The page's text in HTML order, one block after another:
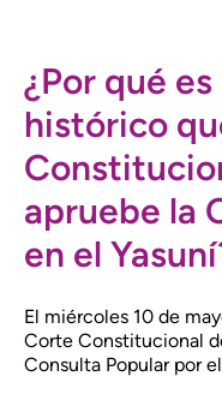
¿Por qué
histórico
apruebe la
en el
El miércoles 10 de
Corte Constitucional
Consulta Popular por